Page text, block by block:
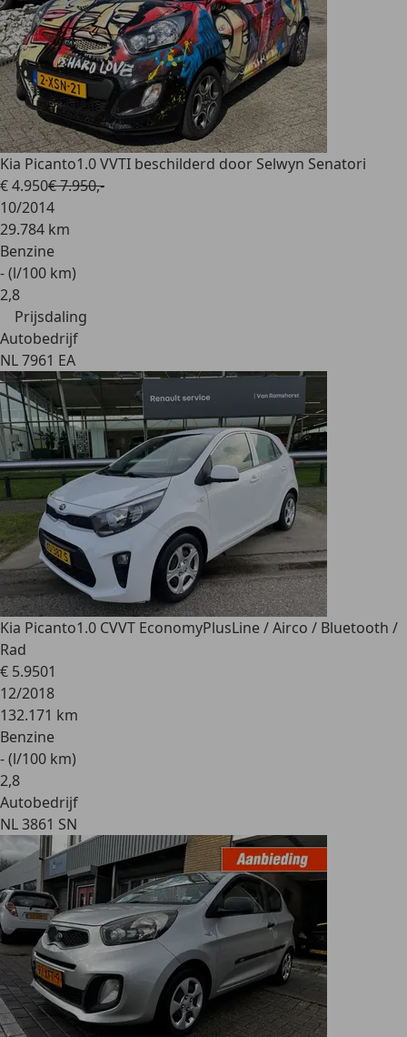
Kia Picanto1.0 VVTI beschilderd door Selwyn Senatori
€ 4.950€ 7.950,-
10/2014
29.784 km
Benzine
- (l/100 km)
2,8
Prijsdaling
Autobedrijf
NL 7961 EA
Kia Picanto1.0 CVVT EconomyPlusLine / Airco / Bluetooth /
Rad
€ 5.9501
12/2018
132.171 km
Benzine
- (l/100 km)
2,8
Autobedrijf
NL 3861 SN